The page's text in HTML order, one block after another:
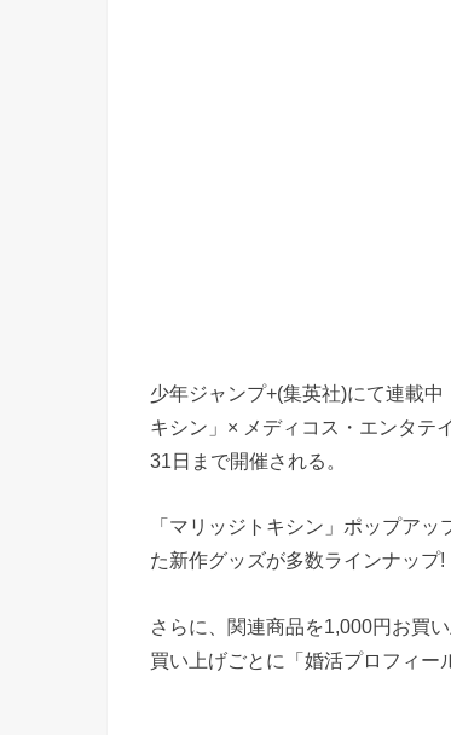
少年ジャンプ+(集英社)にて連載
キシン」× メディコス・エンタテ
31日まで開催される。
「マリッジトキシン」ポップア
た新作グッズが多数ラインナップ!
さらに、関連商品を1,000円お買
買い上げごとに「婚活プロフィー